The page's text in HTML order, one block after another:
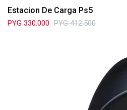
Estacion De Carga Ps5
PYG 330.000 PYG 412.500